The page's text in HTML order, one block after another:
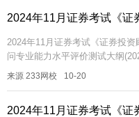
2024年11月证券考试《证
2024年11月证券考试《证券投
问专业能力水平评价测试大纲
考资料包】【免费领V题库会员
来源 233网校 10-20
2024年11月证券考试《证